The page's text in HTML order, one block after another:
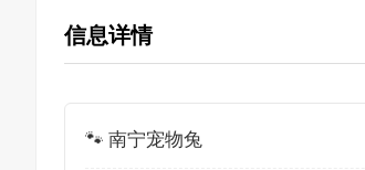
信息详情
🐾 南宁宠物兔